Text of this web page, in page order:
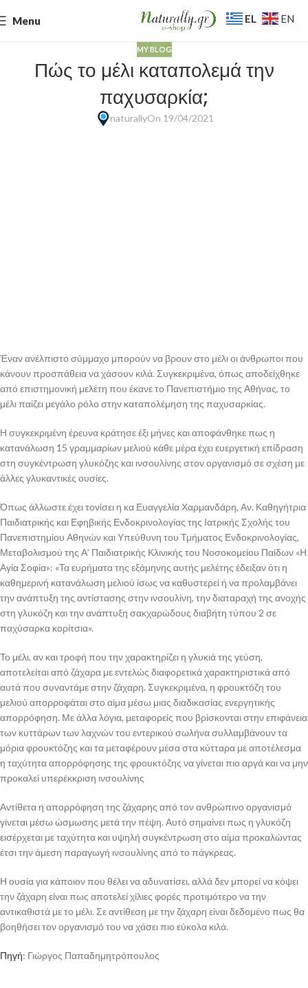
Menu
MY BLOG
Πώς το μέλι καταπολεμά την
παχυσαρκία;
naturallyOn 19/04/2021
Έναν ανέλπιστο σύμμαχο μπορούν να βρουν στο μέλι οι άνθρωποι που
κάνουν προσπάθεια να χάσουν κιλά. Συγκεκριμένα, όπως αποδείχθηκε
από επιστημονική μελέτη που έκανε το Πανεπιστήμιο της Αθήνας, το
μέλι παίζει μεγάλο ρόλο στην καταπολέμηση της παχυσαρκίας.
Η συγκεκριμένη έρευνα κράτησε έξι μήνες και αποφάνθηκε πως η
κατανάλωση 15 γραμμαρίων μελιού κάθε μέρα έχει ευεργετική επίδραση
στη συγκέντρωση γλυκόζης και ινσουλίνης στον οργανισμό σε σχέση με
άλλες γλυκαντικές ουσίες.
Όπως άλλωστε έχει τονίσει η κα Ευαγγελία Χαρμανδάρη, Αν. Καθηγήτρια
Παιδιατρικής και Εφηβικής Ενδοκρινολογίας της Ιατρικής Σχολής του
Πανεπιστημίου Αθηνών και Υπεύθυνη του Τμήματος Ενδοκρινολογίας,
Μεταβολισμού της Α’ Παιδιατρικής Κλινικής του Νοσοκομείου Παίδων «Η
Αγία Σοφία»: «Τα ευρήματα της εξάμηνης αυτής μελέτης έδειξαν ότι η
καθημερινή κατανάλωση μελιού ίσως να καθυστερεί ή να προλαμβάνει
την ανάπτυξη της αντίστασης στην ινσουλίνη, την διαταραχή της ανοχής
στη γλυκόζη και την ανάπτυξη σακχαρώδους διαβήτη τύπου 2 σε
παχύσαρκα κορίτσια».
Το μέλι, αν και τροφή που την χαρακτηρίζει η γλυκιά της γεύση,
αποτελείται από ζάχαρα με εντελώς διαφορετικά χαρακτηριστικά από
αυτά που συναντάμε στην ζάχαρη. Συγκεκριμένα, η φρουκτόζη του
μελιού απορροφάται στο αίμα μέσω μιας διαδικασίας ενεργητικής
απορρόφηση. Με άλλα λόγια, μεταφορείς που βρίσκονται στην επιφάνεια
των κυττάρων των λαχνών του εντερικού σωλήνα συλλαμβάνουν τα
μόρια φρουκτόζης και τα μεταφέρουν μέσα στα κύτταρα με αποτέλεσμα
η ταχύτητα απορρόφησης της φρουκτόζης να γίνεται πιο αργά και να μην
προκαλεί υπερέκκριση ινσουλίνης
Αντίθετα η απορρόφηση της ζάχαρης από τον ανθρώπινο οργανισμό
γίνεται μέσω ώσμωσης μετά την πέψη. Αυτό σημαίνει πως η γλυκόζη
εισέρχεται με ταχύτητα και υψηλή συγκέντρωση στο αίμα προκαλώντας
έτσι την άμεση παραγωγή ινσουλίνης από το πάγκρεας.
Η ουσία για κάποιον που θέλει να αδυνατίσει, αλλά δεν μπορεί να κόψει
την ζάχαρη είναι πως αποτελεί χίλιες φορές προτιμότερο να την
αντικαθιστά με το μέλι. Σε αντίθεση με την ζάχαρη είναι δεδομένο πως θα
βοηθήσει τον οργανισμό του να χάσει πιο εύκολα κιλά.
Πηγή: Γιώργος Παπαδημητρόπουλος
EL EN